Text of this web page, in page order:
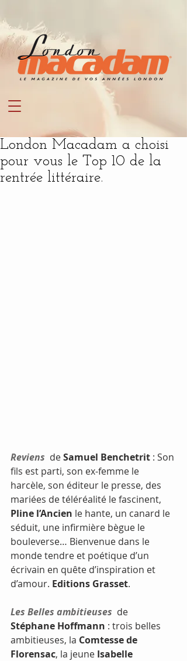
London Macadam a choisi
pour vous le Top 10 de la
rentrée littéraire.
Reviens
  de
Samuel Benchetrit : Son
fils est parti, son ex-femme le
harcèle, son éditeur le presse, des
mariées de téléréalité le fascinent,
Pline l’Ancien le hante, un canard le
séduit, une infirmière bègue le
bouleverse… Bienvenue dans le
monde tendre et poétique d’un
écrivain en quête d’inspiration et
d’amour. Editions Grasset.
Les Belles ambitieuses
  de
Stéphane Hoffmann : trois belles
ambitieuses, la Comtesse de
Florensac, la jeune Isabelle